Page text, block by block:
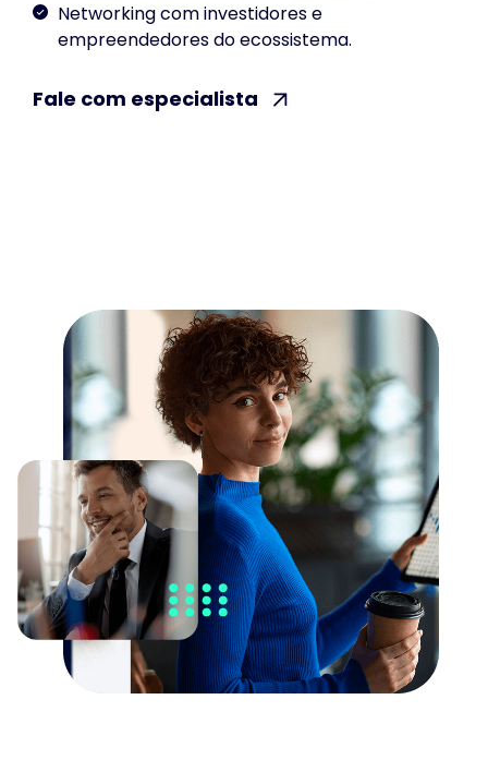
Networking com investidores e
empreendedores do ecossistema.
Fale com especialista